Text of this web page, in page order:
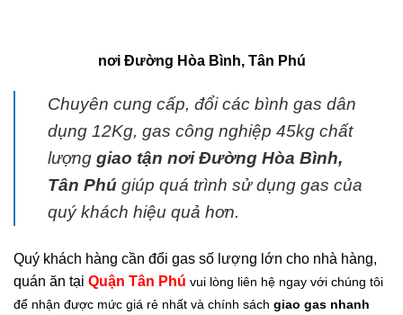
nơi Đường Hòa Bình, Tân Phú
Chuyên cung cấp, đổi các bình gas dân
dụng 12Kg, gas công nghiệp 45kg chất
lượng giao tận nơi Đường Hòa Bình,
Tân Phú giúp quá trình sử dụng gas của
quý khách hiệu quả hơn.
Quý khách hàng cần đổi gas số lượng lớn cho nhà hàng,
quán ăn tại Quận Tân Phú vui lòng liên hệ ngay với chúng tôi
để nhận được mức giá rẻ nhất và chính sách giao gas nhanh